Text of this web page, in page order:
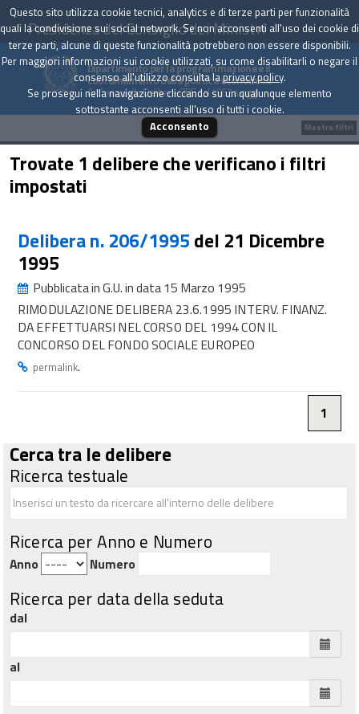
Presidenza del Consiglio dei Ministri
Dipartimento per la programmazione e il
coordinamento della politica economica
Archivio delle Delibere CIPE dal 1967 a oggi
Trovate 1 delibere che verificano i filtri
impostati
Delibera n. 206/1995 del 21 Dicembre
1995
Pubblicata in G.U. in data 15 Marzo 1995
RIMODULAZIONE DELIBERA 23.6.1995 INTERV. FINANZ.
DA EFFETTUARSI NEL CORSO DEL 1994 CON IL
CONCORSO DEL FONDO SOCIALE EUROPEO
permalink.
1
Cerca tra le delibere
Ricerca testuale
Ricerca per Anno e Numero
Anno Numero
Ricerca per data della seduta
dal
al
Mostra filtri
Questo sito utilizza cookie tecnici, analytics e di terze parti per funzionalità
quali la condivisione sui social network. Se non acconsenti all'uso dei cookie di
terze parti, alcune di queste funzionalità potrebbero non essere disponibili.
Per maggiori informazioni sui cookie utilizzati, su come disabilitarli o negare il
consenso all'utilizzo consulta laprivacy policy.
Se prosegui nella navigazione cliccando su un qualunque elemento
sottostante acconsenti all'uso di tutti i cookie.
Acconsento